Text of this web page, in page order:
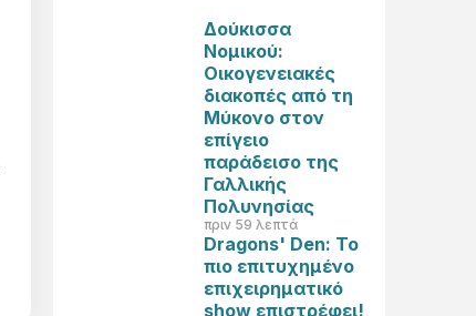
Δούκισσα
Νομικού:
Οικογενειακές
διακοπές από τη
Μύκονο στον
επίγειο
παράδεισο της
Γαλλικής
Πολυνησίας
πριν 59 λεπτά
Dragons' Den: Το
πιο επιτυχημένο
επιχειρηματικό
show επιστρέφει!